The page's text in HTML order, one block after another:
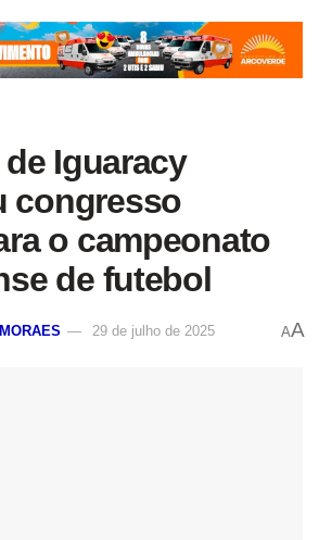
Iguaracy
congresso
o campeonato
de futebol
29 de julho de 2025 AA